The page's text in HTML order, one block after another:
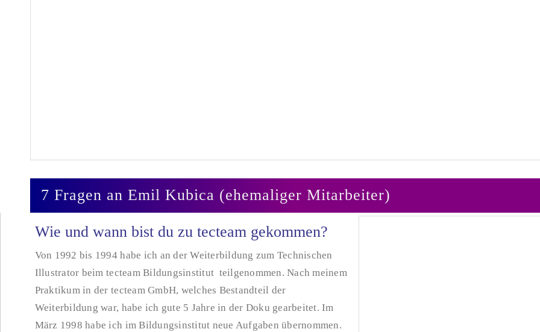
7 Fragen an Emil Kubica (ehemaliger Mitarbeiter)
Wie und wann bist du zu tecteam gekommen?
Von 1992 bis 1994 habe ich an der Weiterbildung zum Technischen
Illustrator beim tecteam Bildungsinstitut teilgenommen. Nach meinem
Praktikum in der tecteam GmbH, welches Bestandteil der
Weiterbildung war, habe ich gute 5 Jahre in der Doku gearbeitet. Im
März 1998 habe ich im Bildungsinstitut neue Aufgaben übernommen.